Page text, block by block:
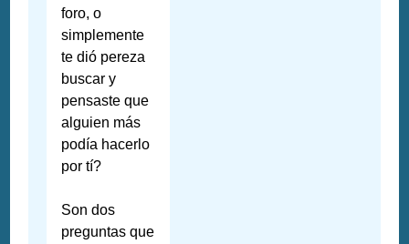
foro, o
simplemente
te dió pereza
buscar y
pensaste que
alguien más
podía hacerlo
por tí?
Son dos
preguntas que